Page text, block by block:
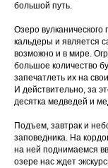
большой путь.
Озеро
кальдеры и является
возможно и в мире.
большое количество
запечатлеть их на
И действительно, за
десятка медведей и
Подъем, завтрак и
заповедника. На
на ней поднимаемся
озере нас ждет